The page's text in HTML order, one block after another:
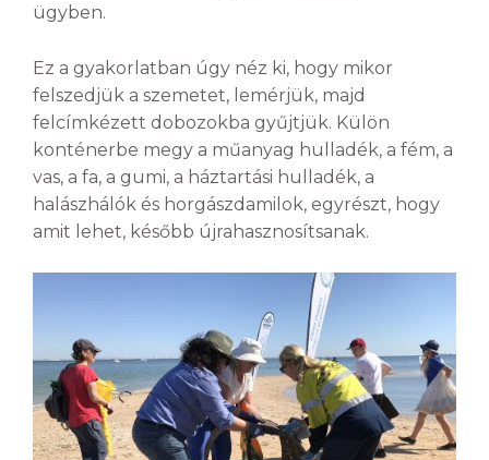
ügyben.
Ez a gyakorlatban úgy néz ki, hogy mikor
felszedjük a szemetet, lemérjük, majd
felcímkézett dobozokba gyűjtjük. Külön
konténerbe megy a műanyag hulladék, a fém, a
vas, a fa, a gumi, a háztartási hulladék, a
halászhálók és horgászdamilok, egyrészt, hogy
amit lehet, később újrahasznosítsanak.